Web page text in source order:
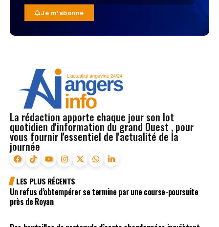
Je m'abonne
La rédaction apporte chaque jour son lot
quotidien d'information du grand Ouest , pour
vous fournir l'essentiel de l'actualité de la
journée
LES PLUS RÉCENTS
Un refus d’obtempérer se termine par une course-poursuite
près de Royan